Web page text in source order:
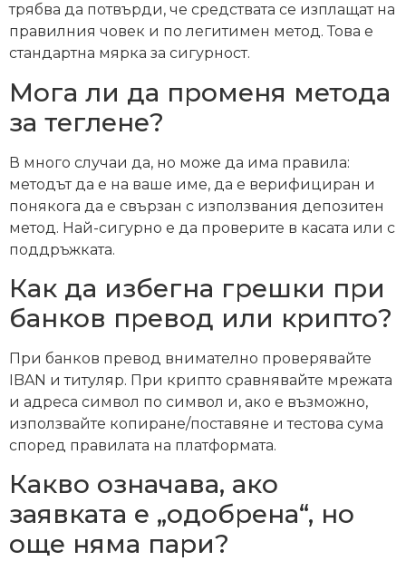
трябва да потвърди, че средствата се изплащат на
правилния човек и по легитимен метод. Това е
стандартна мярка за сигурност.
Мога ли да променя метода
за теглене?
В много случаи да, но може да има правила:
методът да е на ваше име, да е верифициран и
понякога да е свързан с използвания депозитен
метод. Най-сигурно е да проверите в касата или с
поддръжката.
Как да избегна грешки при
банков превод или крипто?
При банков превод внимателно проверявайте
IBAN и титуляр. При крипто сравнявайте мрежата
и адреса символ по символ и, ако е възможно,
използвайте копиране/поставяне и тестова сума
според правилата на платформата.
Какво означава, ако
заявката е „одобрена“, но
още няма пари?